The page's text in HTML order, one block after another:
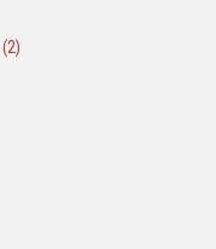
(2)